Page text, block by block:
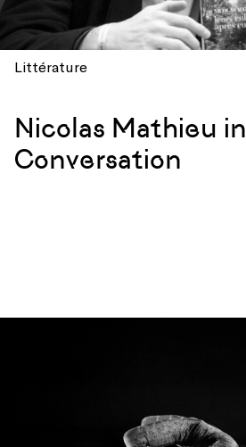
Littérature
Nicolas Mathieu in
Conversation